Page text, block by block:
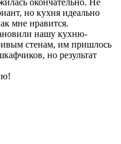
но кухня идеально
мне нравится.
нашу кухню-
стенам, им пришлось
но результат